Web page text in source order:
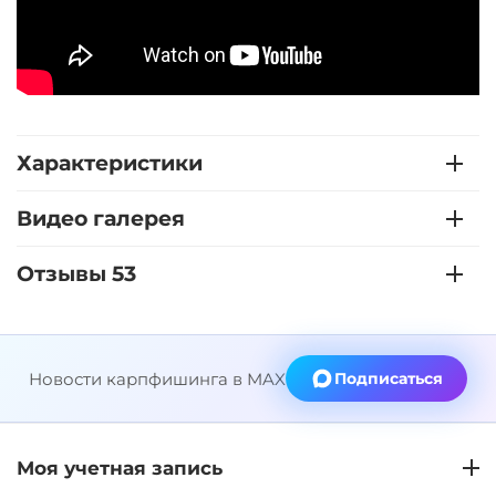
Характеристики
Видео галерея
Отзывы 53
Новости карпфишинга в MAX Подписаться
Моя учетная запись